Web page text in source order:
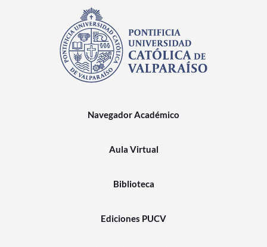
Navegador Académico
Aula Virtual
Biblioteca
Ediciones PUCV